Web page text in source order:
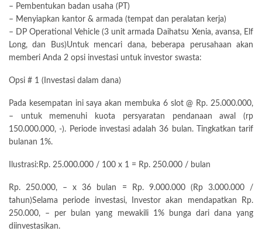
– Pembentukan badan usaha (PT)
– Menyiapkan kantor & armada (tempat dan peralatan kerja)
– DP Operational Vehicle (3 unit armada Daihatsu Xenia, avansa, Elf
Long, dan Bus)Untuk mencari dana, beberapa perusahaan akan
memberi Anda 2 opsi investasi untuk investor swasta:
Opsi # 1 (Investasi dalam dana)
Pada kesempatan ini saya akan membuka 6 slot @ Rp. 25.000.000,
– untuk memenuhi kuota persyaratan pendanaan awal (rp
150.000.000, -). Periode investasi adalah 36 bulan. Tingkatkan tarif
bulanan 1%.
Ilustrasi:Rp. 25.000.000 / 100 x 1 = Rp. 250.000 / bulan
Rp. 250.000, – x 36 bulan = Rp. 9.000.000 (Rp 3.000.000 /
tahun)Selama periode investasi, Investor akan mendapatkan Rp.
250.000, – per bulan yang mewakili 1% bunga dari dana yang
diinvestasikan.